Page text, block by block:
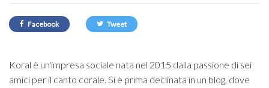
Facebook Tweet
Koral è un'impresa sociale nata nel 2015 dalla passione di sei
amici per il canto corale. Si è prima declinata in un blog, dove